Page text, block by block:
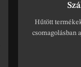
Hűtött
csomagolásban